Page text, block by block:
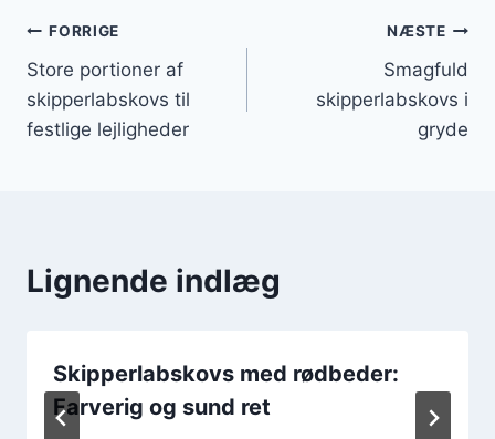
Indlægsnavigation
FORRIGE
Store portioner af
skipperlabskovs til
festlige lejligheder
NÆSTE
Smagfuld
skipperlabskovs i
gryde
Lignende indlæg
Skipperlabskovs med rødbeder:
Farverig og sund ret